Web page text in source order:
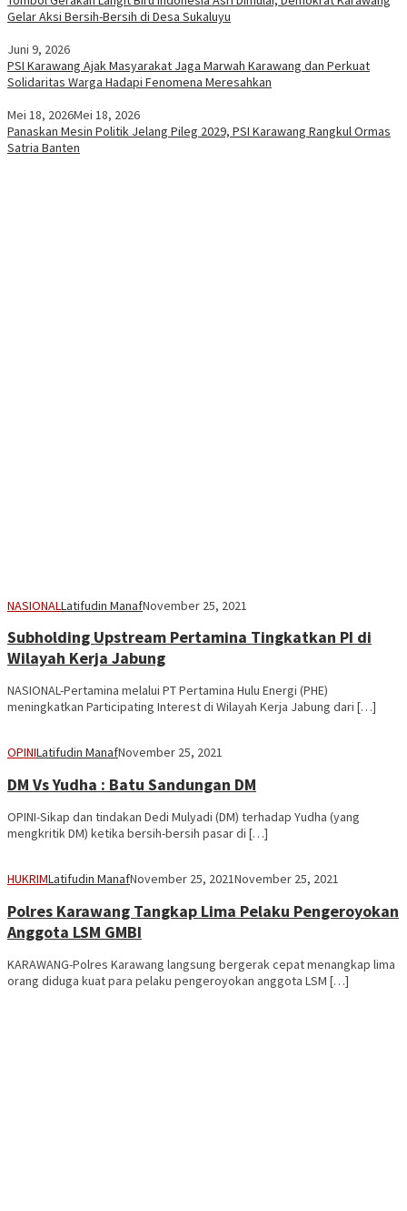
Gelar Aksi Bersih-Bersih di Desa Sukaluyu
Juni 9, 2026
PSI Karawang Ajak Masyarakat Jaga Marwah Karawang dan Perkuat
Solidaritas Warga Hadapi Fenomena Meresahkan
Mei 18, 2026Mei 18, 2026
Panaskan Mesin Politik Jelang Pileg 2029, PSI Karawang Rangkul Ormas
Satria Banten
NASIONAL Latifudin ManafNovember 25, 2021
Subholding Upstream Pertamina Tingkatkan PI di
Wilayah Kerja Jabung
NASIONAL-Pertamina melalui PT Pertamina Hulu Energi (PHE)
meningkatkan Participating Interest di Wilayah Kerja Jabung dari […]
OPINILatifudin ManafNovember 25, 2021
DM Vs Yudha : Batu Sandungan DM
OPINI-Sikap dan tindakan Dedi Mulyadi (DM) terhadap Yudha (yang
mengkritik DM) ketika bersih-bersih pasar di […]
HUKRIMLatifudin ManafNovember 25, 2021November 25, 2021
Polres Karawang Tangkap Lima Pelaku Pengeroyokan
Anggota LSM GMBI
KARAWANG-Polres Karawang langsung bergerak cepat menangkap lima
orang diduga kuat para pelaku pengeroyokan anggota LSM […]